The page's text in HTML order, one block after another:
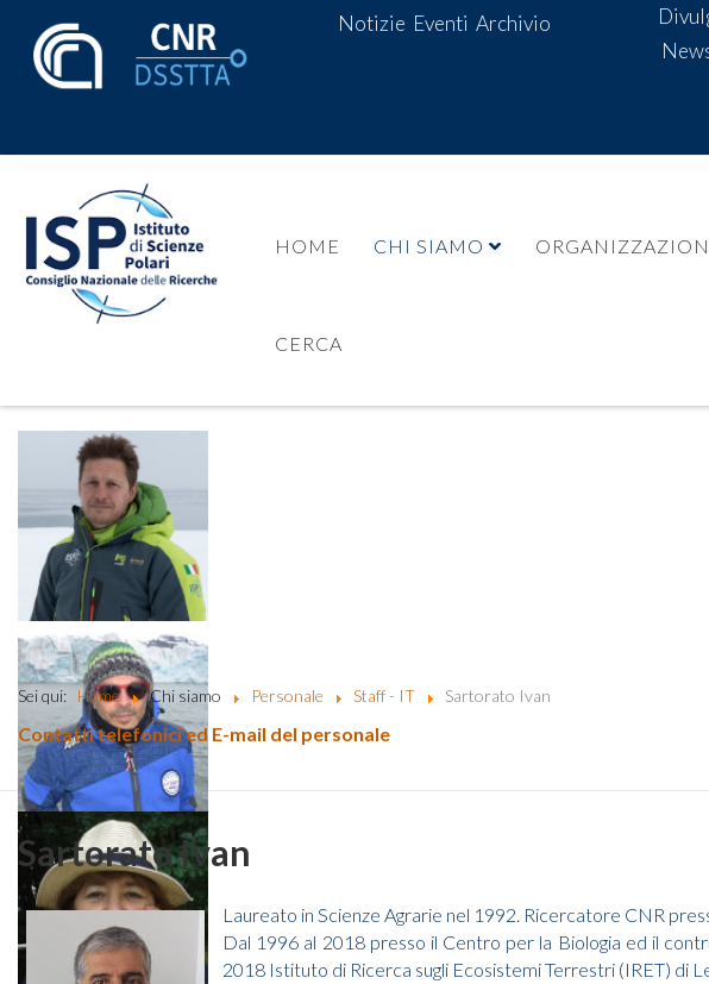
Notizie Eventi Archivio
HOME CHI SIAMO
CERCA
Sei qui: Home Chi siamo Personale Staff - IT Sartorato Ivan
Contatti telefonici ed E-mail del personale
Sartorato Ivan
Laureato in Scienze Agrarie nel 1992. Ricercatore CNR
Dal 1996 al 2018 presso il Centro per la Biologia ed il
2018 Istituto di Ricerca sugli Ecosistemi Terrestri (IRET) di